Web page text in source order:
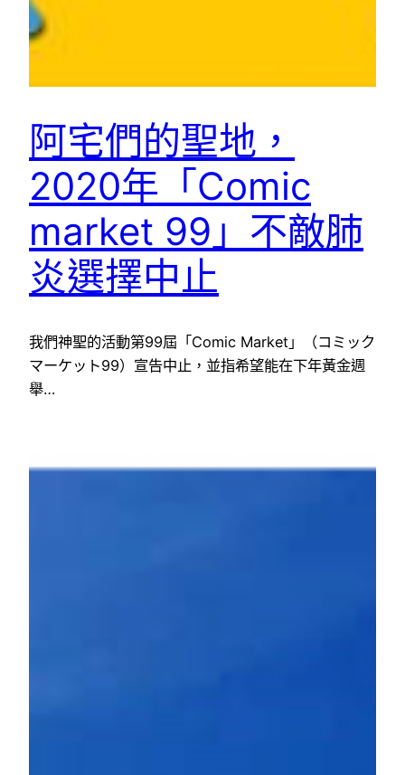
阿宅們的聖地，
2020年「Comic
market 99」不敵肺
炎選擇中止
我們神聖的活動第99屆「Comic Market」（コミック
マーケット99）宣告中止，並指希望能在下年黃金週
舉…